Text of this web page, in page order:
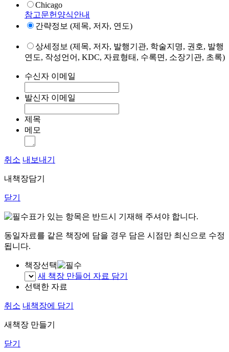
Chicago
참고문헌양식안내
간략정보 (제목, 저자, 연도)
상세정보 (제목, 저자, 발행기관, 학술지명, 권호, 발행
연도, 작성언어, KDC, 자료형태, 수록면, 소장기관, 초록)
수신자 이메일
발신자 이메일
제목
메모
취소 내보내기
내책장담기
닫기
표가 있는 항목은 반드시 기재해 주셔야 합니다.
동일자료를 같은 책장에 담을 경우 담은 시점만 최신으로 수정
됩니다.
책장선택
새 책장 만들어 자료 담기
선택한 자료
취소 내책장에 담기
새책장 만들기
닫기